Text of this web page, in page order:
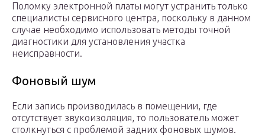
Поломку электронной платы могут устранить только
специалисты сервисного центра, поскольку в данном
случае необходимо использовать методы точной
диагностики для установления участка
неисправности.
Фоновый шум
Если запись производилась в помещении, где
отсутствует звукоизоляция, то пользователь может
столкнуться с проблемой задних фоновых шумов.